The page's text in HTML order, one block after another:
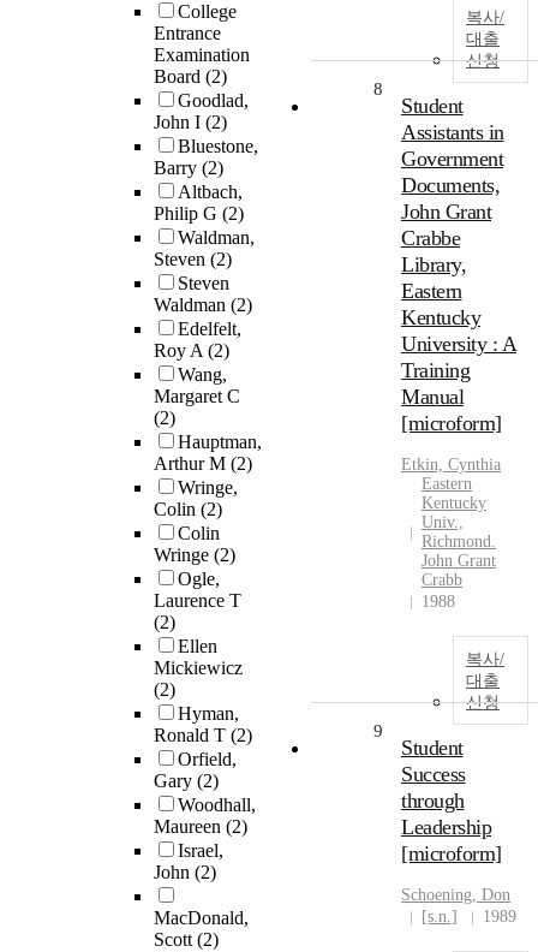
College
Entrance
Examination
Board (2)
Goodlad,
John I (2)
Bluestone,
Barry (2)
Altbach,
Philip G (2)
Waldman,
Steven (2)
Steven
Waldman (2)
Edelfelt,
Roy A(2)
Wang,
Margaret C
(2)
Hauptman,
Arthur M (2)
Wringe,
Colin (2)
Colin
Wringe (2)
Ogle,
Laurence T
(2)
Ellen
Mickiewicz
(2)
Hyman,
Ronald T (2)
Orfield,
Gary (2)
Woodhall,
Maureen (2)
Israel,
John (2)
MacDonald,
Scott(2)
복사/
대출
신청
8
Student
Assistants in
Government
Documents,
John Grant
Crabbe
Library,
Eastern
Kentucky
University : A
Training
Manual
[microform]
Etkin, Cynthia
Eastern
Kentucky
Univ.,
Richmond.
John Grant
Crabb
1988
복사/
대출
신청
9
Student
Success
through
Leadership
[microform]
Schoening, Don
[s.n.]
1989